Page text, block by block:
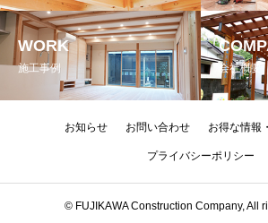
WORK
施工事例 会社概要
お知らせ お問い合わせ お得な情報
プライバシーポリシー
© FUJIKAWA Construction Company, All